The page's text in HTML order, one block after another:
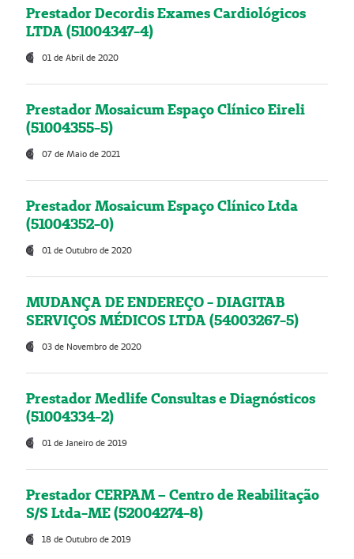
Prestador Decordis Exames Cardiológicos
LTDA (51004347-4)
01 de Abril de 2020
Prestador Mosaicum Espaço Clínico Eireli
(51004355-5)
07 de Maio de 2021
Prestador Mosaicum Espaço Clínico Ltda
(51004352-0)
01 de Outubro de 2020
MUDANÇA DE ENDEREÇO - DIAGITAB
SERVIÇOS MÉDICOS LTDA (54003267-5)
03 de Novembro de 2020
Prestador Medlife Consultas e Diagnósticos
(51004334-2)
01 de Janeiro de 2019
Prestador CERPAM – Centro de Reabilitação
S/S Ltda-ME (52004274-8)
18 de Outubro de 2019